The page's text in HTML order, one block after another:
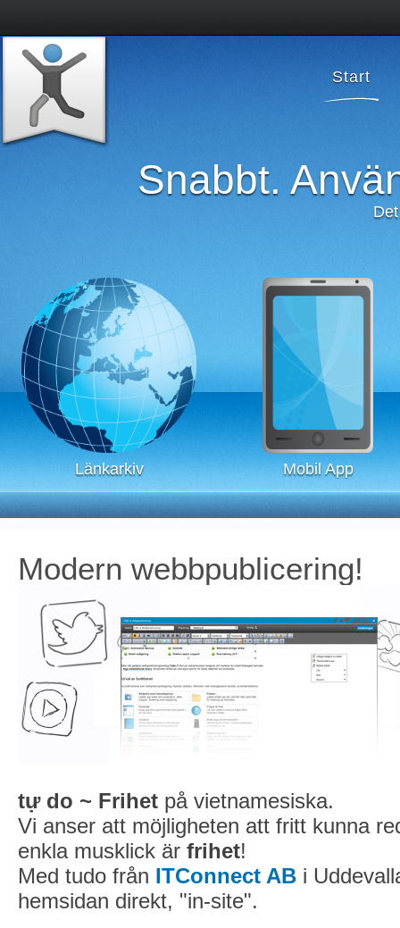
Start
Snabbt.
Länkarkiv Mobil App
Modern webbpublicering!
tự do ~ Frihet på vietnamesiska.
Vi anser att möjligheten att fritt kunna
enkla musklick är frihet!
Med tudo från ITConnect AB i
hemsidan direkt, "in-site".